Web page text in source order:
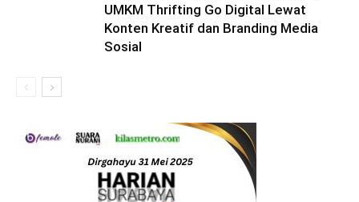
UMKM Thrifting Go Digital Lewat
Konten Kreatif dan Branding Media
Sosial